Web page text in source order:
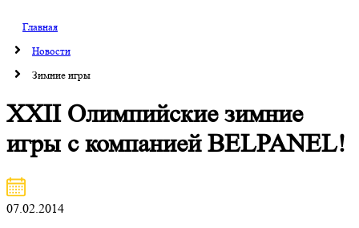
Главная
Новости
Зимние игры
XXII Олимпийские зимние
игры с компанией BELPANEL!
07.02.2014